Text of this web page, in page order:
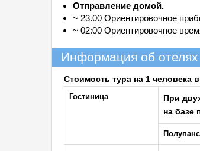
Отправление домой.
~ 23.00 Ориентировочное
~ 02:00 Ориентировочное
Информация об отелях
Стоимость тура на 1 человека
Гостиница
При
на базе